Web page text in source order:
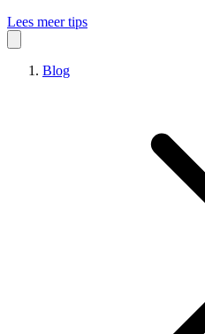
Lees meer tips
Blog